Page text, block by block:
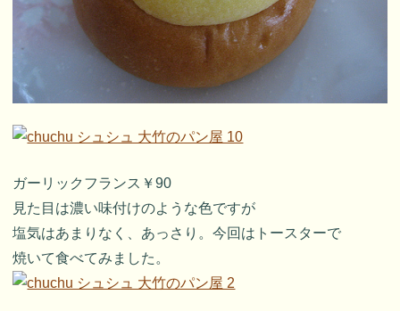
ガーリックフランス￥90
見た目は濃い味付けのような色ですが
塩気はあまりなく、あっさり。今回はトースターで
焼いて食べてみました。